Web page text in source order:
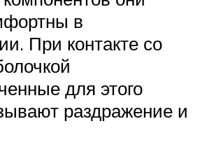
в
При контакте со
для этого
раздражение и